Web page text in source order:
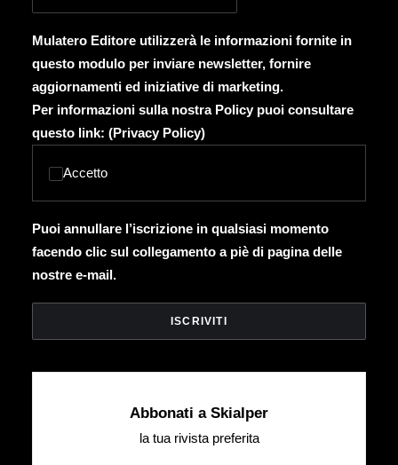
Mulatero Editore utilizzerà le informazioni fornite in
questo modulo per inviare newsletter, fornire
aggiornamenti ed iniziative di marketing.
Per informazioni sulla nostra Policy puoi consultare
questo link: (Privacy Policy)
Accetto
Puoi annullare l’iscrizione in qualsiasi momento
facendo clic sul collegamento a piè di pagina delle
nostre e-mail.
Abbonati a Skialper
la tua rivista preferita